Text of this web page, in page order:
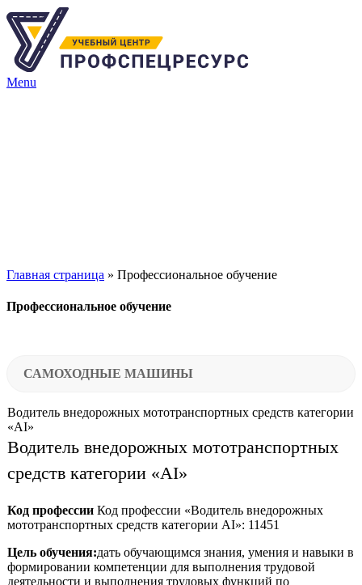
Menu
Главная страница » Профессиональное обучение
Профессиональное обучение
САМОХОДНЫЕ МАШИНЫ
Водитель внедорожных мототранспортных средств категории
«АI»
Водитель внедорожных мототранспортных
средств категории «АI»
Код профессии Код профессии «Водитель внедорожных
мототранспортных средств категории AI»: 11451
Цель обучения:дать обучающимся знания, умения и навыки в
формировании компетенции для выполнения трудовой
деятельности и выполнения трудовых функций по